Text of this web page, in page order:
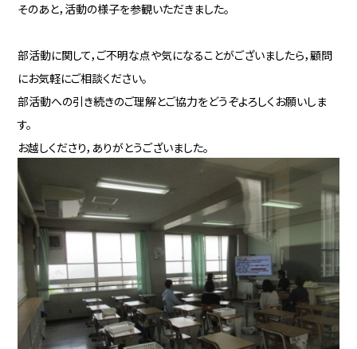
そのあと，活動の様子を参観いただきました。
部活動に関して，ご不明な点や気になることがございましたら，顧問
にお気軽にご相談ください。
部活動への引き続きのご理解とご協力をどうぞよろしくお願いしま
す。
お越しくださり，ありがとうございました。